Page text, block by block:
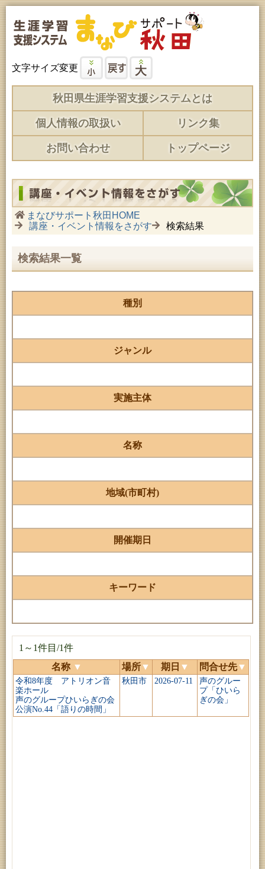
文字サイズ変更
秋田県生涯学習支援システムとは
個人情報の取扱い リンク集
お問い合わせ トップページ
まなびサポート秋田HOME
講座・イベント情報をさがす
検索結果
検索結果一覧
種別
ジャンル
実施主体
名称
地域(市町村)
開催期日
キーワード
1～1件目/1件
名称 ▼ 場所▼ 期日 ▼ 問合せ先▼
令和8年度 アトリオン音
楽ホール
声のグループひいらぎの会
公演No.44「語りの時間」
秋田市 2026-07-11
声のグルー
プ「ひいら
ぎの会」